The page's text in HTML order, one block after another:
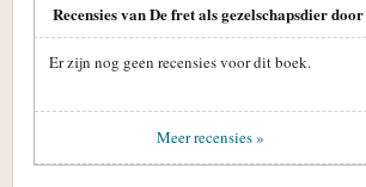
Recensies van De fret als gezelschapsdier
Er zijn nog geen recensies voor dit boek.
Meer recensies »